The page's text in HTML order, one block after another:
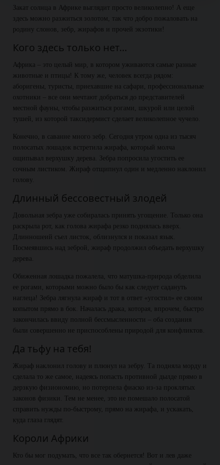
Закат солнца в Африке выглядит просто великолепно! А еще
здесь можно разжиться золотом, так что добро пожаловать на
родину слонов, зебр, жирафов и прочей экзотики!
Кого здесь только нет…
Африка – это целый мир, в котором уживаются самые разные
животные и птицы! К тому же, человек всегда рядом:
аборигены, туристы, приехавшие на сафари, профессиональные
охотники – все они мечтают добраться до представителей
местной фауны, чтобы разжиться рогами, шкурой или целой
тушей, из которой таксидермист сделает великолепное чучело.
Конечно, в саванне много зебр. Сегодня утром одна из тысяч
полосатых лошадок встретила жирафа, который молча
ощипывал верхушку дерева. Зебра попросила угостить ее
сочным листиком. Жираф отщипнул один и медленно наклонил
голову.
Длинный бессовестный злодей
Довольная зебра уже собиралась принять угощение. Только она
раскрыла рот, как голова жирафа резко поднялась вверх.
Длинношеий съел листок, облизнулся и показал язык.
Посмеявшись над зеброй, жираф продолжил объедать верхушку
дерева.
Обиженная лошадка пожалела, что матушка-природа обделила
ее рогами, которыми можно было бы как следует садануть
наглеца! Зебра лягнула жираф и тот в ответ «угостил» ее своим
копытом прямо в бок. Началась драка, которая, впрочем, быстро
закончилась ввиду полной бессмысленности – оба создания
были совершенно не приспособлены природой для конфликтов.
Да тьфу на тебя!
Жираф наклонил голову и плюнул на зебру. Та подняла морду и
сделала то же самое, надеясь попасть противной дылде прямо в
дерзкую физиономию, но потерпела фиаско из-за проклятых
законов физики. Тем не менее, это не помешало полосатой
справить нужды по-быстрому, прямо на жирафа, и ускакать,
куда глаза глядят.
Короли Африки
Кто бы мог подумать, что все так обернется! Вот и лев даже